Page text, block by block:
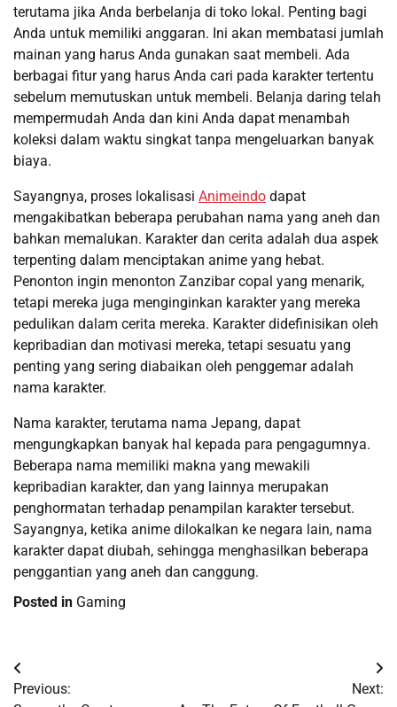
terutama jika Anda berbelanja di toko lokal. Penting bagi
Anda untuk memiliki anggaran. Ini akan membatasi jumlah
mainan yang harus Anda gunakan saat membeli. Ada
berbagai fitur yang harus Anda cari pada karakter tertentu
sebelum memutuskan untuk membeli. Belanja daring telah
mempermudah Anda dan kini Anda dapat menambah
koleksi dalam waktu singkat tanpa mengeluarkan banyak
biaya.
Sayangnya, proses lokalisasi Animeindo dapat
mengakibatkan beberapa perubahan nama yang aneh dan
bahkan memalukan. Karakter dan cerita adalah dua aspek
terpenting dalam menciptakan anime yang hebat.
Penonton ingin menonton Zanzibar copal yang menarik,
tetapi mereka juga menginginkan karakter yang mereka
pedulikan dalam cerita mereka. Karakter didefinisikan oleh
kepribadian dan motivasi mereka, tetapi sesuatu yang
penting yang sering diabaikan oleh penggemar adalah
nama karakter.
Nama karakter, terutama nama Jepang, dapat
mengungkapkan banyak hal kepada para pengagumnya.
Beberapa nama memiliki makna yang mewakili
kepribadian karakter, dan yang lainnya merupakan
penghormatan terhadap penampilan karakter tersebut.
Sayangnya, ketika anime dilokalkan ke negara lain, nama
karakter dapat diubah, sehingga menghasilkan beberapa
penggantian yang aneh dan canggung.
Posted in Gaming
Post
Previous:
Next: